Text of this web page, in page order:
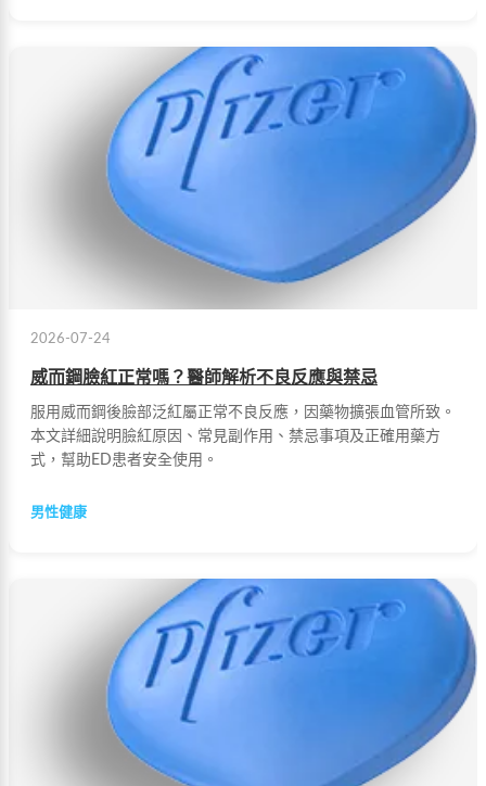
2026-07-24
威而鋼臉紅正常嗎？醫師解析不良反應與禁忌
服用威而鋼後臉部泛紅屬正常不良反應，因藥物擴張血管所致。
本文詳細說明臉紅原因、常見副作用、禁忌事項及正確用藥方
式，幫助ED患者安全使用。
男性健康